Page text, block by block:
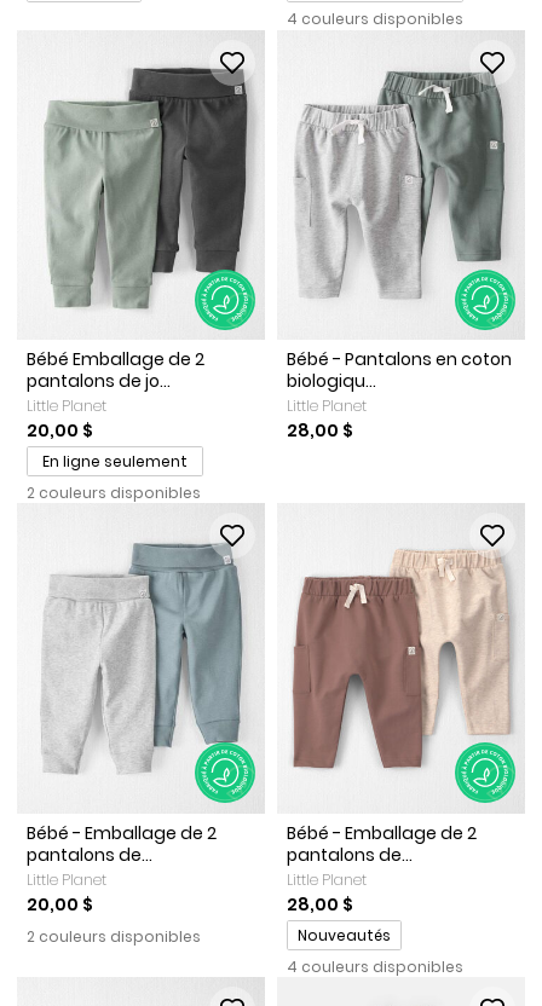
4 couleurs disponibles
Bébé Emballage de 2
pantalons de jo...
Little Planet
20,00 $
En ligne seulement
2 couleurs disponibles
Bébé - Pantalons en coton
biologiqu...
Little Planet
28,00 $
Bébé - Emballage de 2
pantalons de...
Little Planet
20,00 $
2 couleurs disponibles
Bébé - Emballage de 2
pantalons de...
Little Planet
28,00 $
Promotions
Nouveautés
4 couleurs disponibles